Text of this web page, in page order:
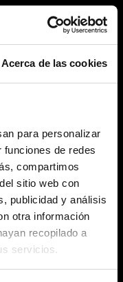
Acerca de las cookies
para personalizar
de redes
compartimos
sitio web con
publicidad y análisis
otra información
recopilado a
servicios.